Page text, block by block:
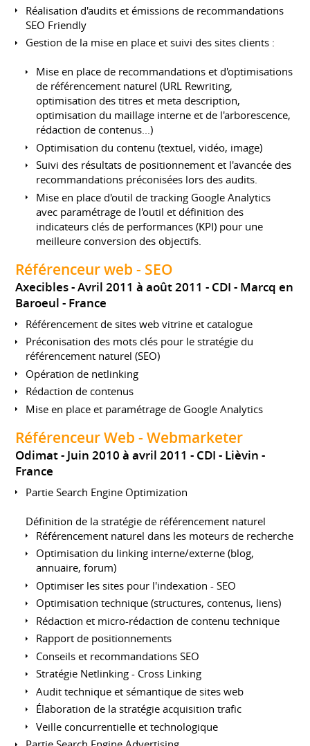
Réalisation d'audits et émissions de recommandations
SEO Friendly
Gestion de la mise en place et suivi des sites clients :
Mise en place de recommandations et d'optimisations
de référencement naturel (URL Rewriting,
optimisation des titres et meta description,
optimisation du maillage interne et de l'arborescence,
rédaction de contenus...)
Optimisation du contenu (textuel, vidéo, image)
Suivi des résultats de positionnement et l'avancée des
recommandations préconisées lors des audits.
Mise en place d'outil de tracking Google Analytics
avec paramétrage de l'outil et définition des
indicateurs clés de performances (KPI) pour une
meilleure conversion des objectifs.
Référenceur web - SEO
Axecibles Avril 2011 à août 2011 CDI
Marcq en
Baroeul
France
Référencement de sites web vitrine et catalogue
Préconisation des mots clés pour le stratégie du
référencement naturel (SEO)
Opération de netlinking
Rédaction de contenus
Mise en place et paramétrage de Google Analytics
Référenceur Web - Webmarketer
Odimat Juin 2010 à avril 2011 CDI
Lièvin
France
Partie Search Engine Optimization
Définition de la stratégie de référencement naturel
Référencement naturel dans les moteurs de recherche
Optimisation du linking interne/externe (blog,
annuaire, forum)
Optimiser les sites pour l'indexation - SEO
Optimisation technique (structures, contenus, liens)
Rédaction et micro-rédaction de contenu technique
Rapport de positionnements
Conseils et recommandations SEO
Stratégie Netlinking - Cross Linking
Audit technique et sémantique de sites web
Élaboration de la stratégie acquisition trafic
Veille concurrentielle et technologique